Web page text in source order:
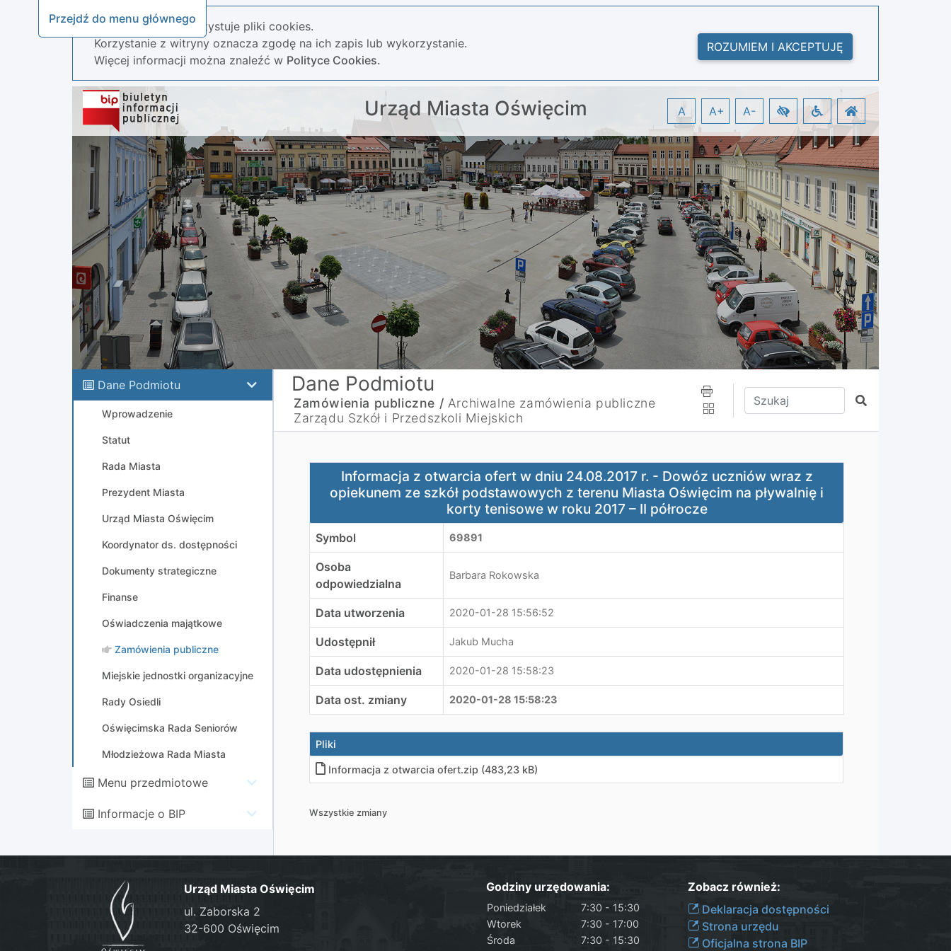
Przejdź do menu głównego
Nasza strona wykorzystuje pliki cookies.
Korzystanie z witryny oznacza zgodę na ich zapis lub wykorzystanie.
Więcej informacji można znaleźć w Polityce Cookies.
ROZUMIEM I AKCEPTUJĘ
Urząd Miasta Oświęcim A A+ A-
Dane Podmiotu
Wprowadzenie
Statut
Rada Miasta
Prezydent Miasta
Urząd Miasta Oświęcim
Koordynator ds. dostępności
Dokumenty strategiczne
Finanse
Oświadczenia majątkowe
Zamówienia publiczne
Miejskie jednostki organizacyjne
Rady Osiedli
Oświęcimska Rada Seniorów
Młodzieżowa Rada Miasta
Menu przedmiotowe
Informacje o BIP
Dane Podmiotu
Zamówienia publiczne / Archiwalne zamówienia publiczne
Zarządu Szkół i Przedszkoli Miejskich
Wpisz tekst do wyszukania
Szukaj
Informacja z otwarcia ofert w dniu 24.08.2017 r. - Dowóz uczniów wraz z opiekunem ze szkół podstawowych z
Informacja z otwarcia ofert w dniu 24.08.2017 r. - Dowóz uczniów wraz z
opiekunem ze szkół podstawowych z terenu Miasta Oświęcim na pływalnię i
korty tenisowe w roku 2017 – II półrocze
Symbol 69891
Osoba
odpowiedzialna
Barbara Rokowska
Data utworzenia 2020-01-28 15:56:52
Udostępnił Jakub Mucha
Data udostępnienia 2020-01-28 15:58:23
Data ost. zmiany 2020-01-28 15:58:23
Pliki
Informacja z otwarcia ofert.zip (483,23 kB)
Wszystkie zmiany
Urząd Miasta Oświęcim
ul. Zaborska 2
32-600 Oświęcim
Godziny urzędowania:
Poniedziałek
7:30 - 15:30
Wtorek
7:30 - 17:00
Środa
7:30 - 15:30
Zobacz również:
Deklaracja dostępności
Strona urzędu
Oficjalna strona BIP